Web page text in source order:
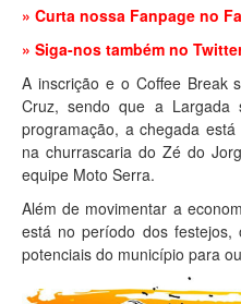
» Curta nossa Fanpage no
» Siga-nos também no
A inscrição e o Coffee Break
Cruz, sendo que a
programação, a chegada
na churrascaria do Zé do
equipe Moto Serra.
Além de movimentar a
está no período dos
potenciais do município para